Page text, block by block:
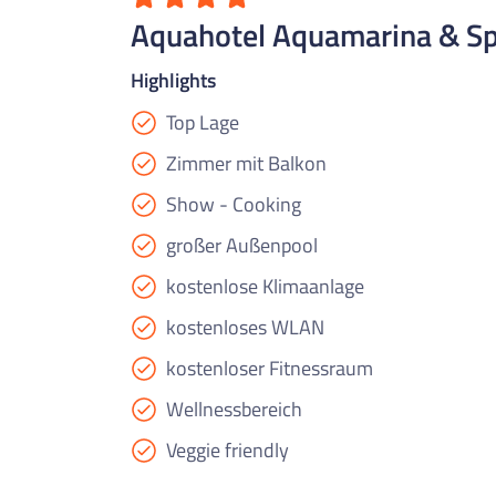
Aquahotel Aquamarina &
Highlights
Top Lage
Zimmer mit Balkon
Show - Cooking
großer Außenpool
kostenlose Klimaanlage
kostenloses WLAN
kostenloser Fitnessraum
Wellnessbereich
Veggie friendly